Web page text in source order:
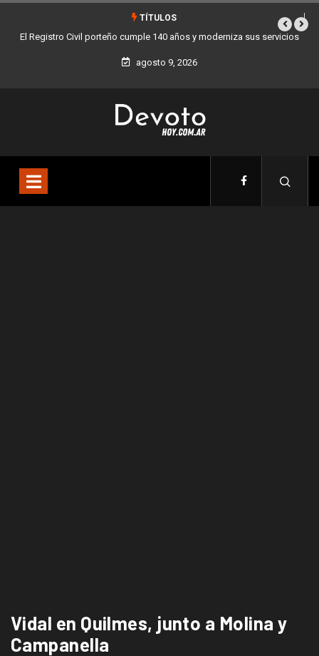
TÍTULOS
El Registro Civil porteño cumple 140 años y moderniza sus servicios
agosto 9, 2026
Vidal en Quilmes, junto a Molina y
Campanella